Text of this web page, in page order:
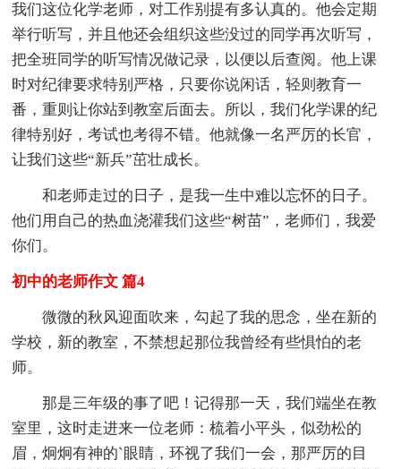
我们这位化学老师，对工作别提有多认真的。他会定期
举行听写，并且他还会组织这些没过的同学再次听写，
把全班同学的听写情况做记录，以便以后查阅。他上课
时对纪律要求特别严格，只要你说闲话，轻则教育一
番，重则让你站到教室后面去。所以，我们化学课的纪
律特别好，考试也考得不错。他就像一名严厉的长官，
让我们这些“新兵”茁壮成长。
和老师走过的日子，是我一生中难以忘怀的日子。
他们用自己的热血浇灌我们这些“树苗”，老师们，我爱
你们。
初中的老师作文 篇4
微微的秋风迎面吹来，勾起了我的思念，坐在新的
学校，新的教室，不禁想起那位我曾经有些惧怕的老
师。
那是三年级的事了吧！记得那一天，我们端坐在教
室里，这时走进来一位老师：梳着小平头，似劲松的
眉，炯炯有神的`眼睛，环视了我们一会，那严厉的目